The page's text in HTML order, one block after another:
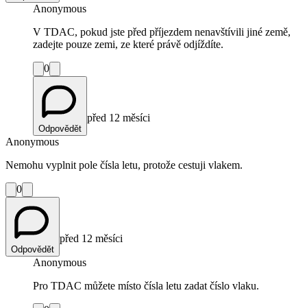
Anonymous
V TDAC, pokud jste před příjezdem nenavštívili jiné země,
zadejte pouze zemi, ze které právě odjíždíte.
0
Odpovědět
před 12 měsíci
Anonymous
Nemohu vyplnit pole čísla letu, protože cestuji vlakem.
0
Odpovědět
před 12 měsíci
Anonymous
Pro TDAC můžete místo čísla letu zadat číslo vlaku.